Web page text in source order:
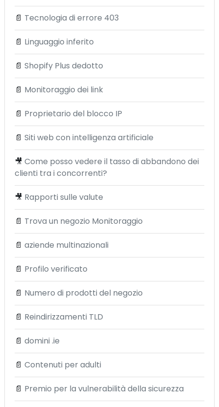
📄 Tecnologia di errore 403
📄 Linguaggio inferito
📄 Shopify Plus dedotto
📄 Monitoraggio dei link
📄 Proprietario del blocco IP
📄 Siti web con intelligenza artificiale
🎥 Come posso vedere il tasso di abbandono dei
clienti tra i concorrenti?
🎥 Rapporti sulle valute
📄 Trova un negozio Monitoraggio
📄 aziende multinazionali
📄 Profilo verificato
📄 Numero di prodotti del negozio
📄 Reindirizzamenti TLD
📄 domini .ie
📄 Contenuti per adulti
📄 Premio per la vulnerabilità della sicurezza